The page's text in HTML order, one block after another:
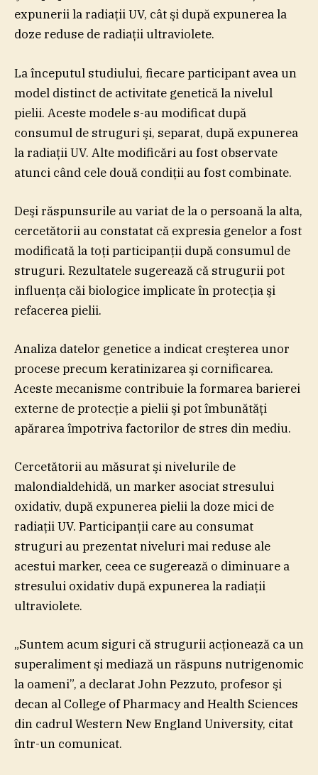
expunerii la radiaţii UV, cât şi după expunerea la
doze reduse de radiaţii ultraviolete.
La începutul studiului, fiecare participant avea un
model distinct de activitate genetică la nivelul
pielii. Aceste modele s-au modificat după
consumul de struguri şi, separat, după expunerea
la radiaţii UV. Alte modificări au fost observate
atunci când cele două condiţii au fost combinate.
Deşi răspunsurile au variat de la o persoană la alta,
cercetătorii au constatat că expresia genelor a fost
modificată la toţi participanţii după consumul de
struguri. Rezultatele sugerează că strugurii pot
influenţa căi biologice implicate în protecţia şi
refacerea pielii.
Analiza datelor genetice a indicat creşterea unor
procese precum keratinizarea şi cornificarea.
Aceste mecanisme contribuie la formarea barierei
externe de protecţie a pielii şi pot îmbunătăţi
apărarea împotriva factorilor de stres din mediu.
Cercetătorii au măsurat şi nivelurile de
malondialdehidă, un marker asociat stresului
oxidativ, după expunerea pielii la doze mici de
radiaţii UV. Participanţii care au consumat
struguri au prezentat niveluri mai reduse ale
acestui marker, ceea ce sugerează o diminuare a
stresului oxidativ după expunerea la radiaţii
ultraviolete.
„Suntem acum siguri că strugurii acţionează ca un
superaliment şi mediază un răspuns nutrigenomic
la oameni”, a declarat John Pezzuto, profesor şi
decan al College of Pharmacy and Health Sciences
din cadrul Western New England University, citat
într-un comunicat.